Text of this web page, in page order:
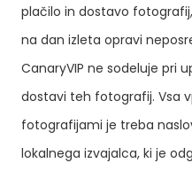
plačilo in dostavo
na dan izleta opravi
CanaryVIP ne sodeluje pri
dostavi teh fotografij. Vsa
fotografijami je treba
lokalnega izvajalca, ki je